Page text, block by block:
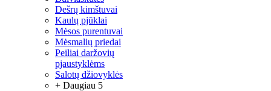
Dešrų kimštuvai
Kaulų pjūklai
Mėsos purentuvai
Mėsmalių priedai
Peiliai daržovių
pjaustyklėms
Salotų džiovyklės
+ Daugiau 5